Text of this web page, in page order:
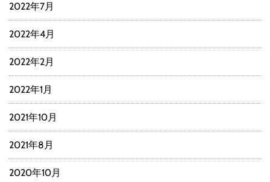
2022年7月
2022年4月
2022年2月
2022年1月
2021年10月
2021年8月
2020年10月